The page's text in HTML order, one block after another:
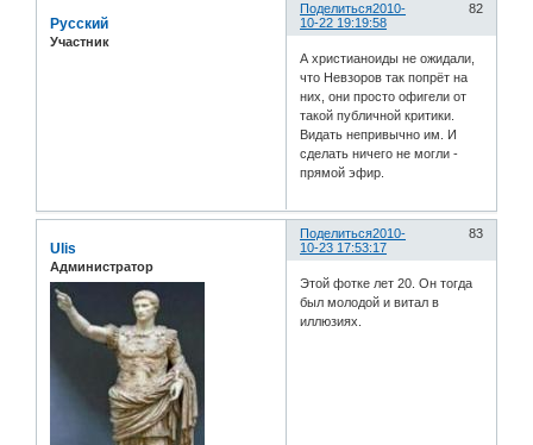
Поделиться 82
2010-
10-22 19:19:58
Русский
Участник
А христианоиды не ожидали,
что Невзоров так попрёт на
них, они просто офигели от
такой публичной критики.
Видать непривычно им. И
сделать ничего не могли -
прямой эфир.
Поделиться 83
2010-
10-23 17:53:17
Ulis
Администратор
Этой фотке лет 20. Он тогда
был молодой и витал в
иллюзиях.